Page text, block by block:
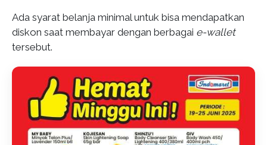
Ada syarat belanja minimal untuk bisa mendapatkan
diskon saat membayar dengan berbagai e-wallet
tersebut.